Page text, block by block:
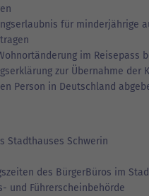
für minderjährige
im Reisepass
zur Übernahme der
Person in Deutschland
Stadthauses Schwerin
des BürgerBüros im
und Führerscheinbehörde